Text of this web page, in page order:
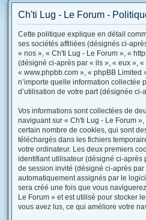
Ch'ti Lug - Le Forum -
Cette politique explique en détail
ses sociétés affiliées (désignés ci-
« nos », « Ch'ti Lug - Le Forum », «
(désigné ci-après par « ils », « eux »,
« www.phpbb.com », « phpBB Limited
n’importe quelle information collectée
d’utilisation de votre part (désignée
Vos informations sont collectées de
naviguant sur « Ch'ti Lug - Le Forum
certain nombre de cookies, qui sont
téléchargés dans les fichiers
votre ordinateur. Les deux premiers
identifiant utilisateur (désigné ci-après
de session invité (désigné ci-après
automatiquement assignés par le
sera créé une fois que vous
Le Forum » et est utilisé pour stocker
vous avez lus, ce qui améliore votre